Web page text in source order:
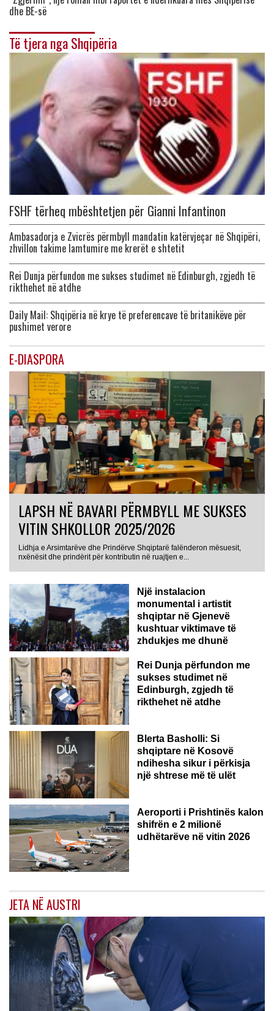
dhe BE-së
Të tjera nga Shqipëria
FSHF tërheq mbështetjen për Gianni Infantinon
Ambasadorja e Zvicrës përmbyll mandatin katërvjeçar në Shqipëri,
zhvillon takime lamtumire me krerët e shtetit
Rei Dunja përfundon me sukses studimet në Edinburgh, zgjedh të
rikthehet në atdhe
Daily Mail: Shqipëria në krye të preferencave të britanikëve për
pushimet verore
E-DIASPORA
LAPSH NË BAVARI PËRMBYLL ME SUKSES
VITIN SHKOLLOR 2025/2026
Lidhja e Arsimtarëve dhe Prindërve Shqiptarë falënderon mësuesit,
nxënësit dhe prindërit për kontributin në ruajtjen e...
Një instalacion
monumental i artistit
shqiptar në Gjenevë
kushtuar viktimave të
zhdukjes me dhunë
Rei Dunja përfundon me
sukses studimet në
Edinburgh, zgjedh të
rikthehet në atdhe
Blerta Basholli: Si
shqiptare në Kosovë
ndihesha sikur i përkisja
një shtrese më të ulët
Aeroporti i Prishtinës kalon
shifrën e 2 milionë
udhëtarëve në vitin 2026
JETA NË AUSTRI